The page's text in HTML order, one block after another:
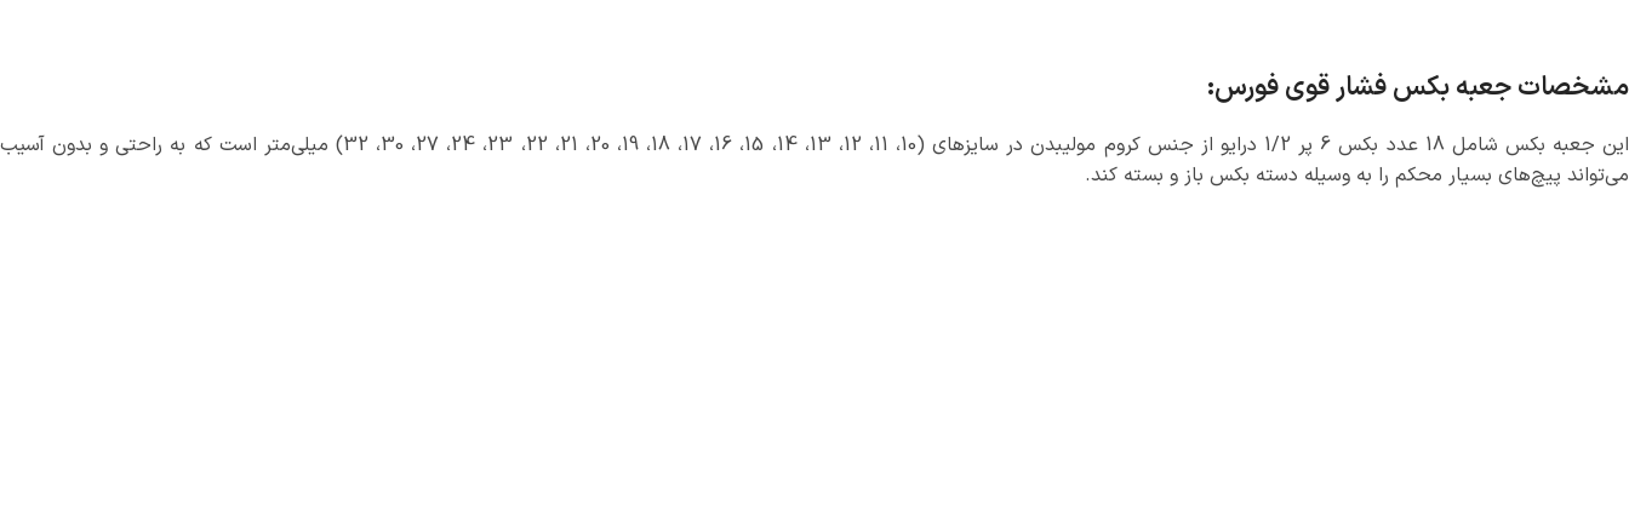
مشخصات جعبه بکس فشار قوی فورس:
این جعبه بکس شامل 18 عدد بکس 6 پر 1/2 درایو از جنس کروم مولیبدن در سایزهای (10، 11، 12، 13، 14، 15، 16، 17، 18، 19، 20، 21، 22، 23، 24، 27، 30، 32) میلی‌متر است که به راحتی و بدون آسیب
می‌تواند پیچ‌های بسیار محکم را به وسیله دسته بکس باز و بسته کند.